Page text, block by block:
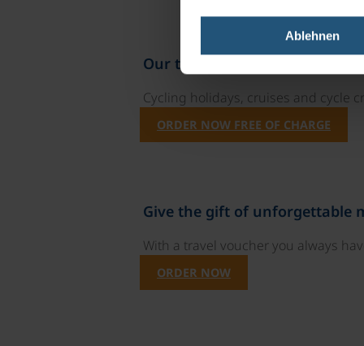
Ablehnen
Our travel catalogues
Cycling holidays, cruises and cycle
ORDER NOW FREE OF CHARGE
Give the gift of unforgettable
With a travel voucher you always
ORDER NOW